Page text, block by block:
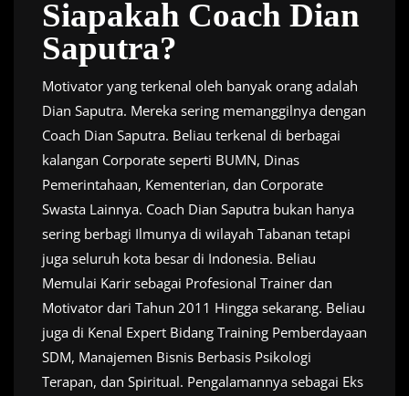
Siapakah Coach Dian
Saputra?
Motivator yang terkenal oleh banyak orang adalah
Dian Saputra. Mereka sering memanggilnya dengan
Coach Dian Saputra. Beliau terkenal di berbagai
kalangan Corporate seperti BUMN, Dinas
Pemerintahaan, Kementerian, dan Corporate
Swasta Lainnya. Coach Dian Saputra bukan hanya
sering berbagi Ilmunya di wilayah Tabanan tetapi
juga seluruh kota besar di Indonesia. Beliau
Memulai Karir sebagai Profesional Trainer dan
Motivator dari Tahun 2011 Hingga sekarang. Beliau
juga di Kenal Expert Bidang Training Pemberdayaan
SDM, Manajemen Bisnis Berbasis Psikologi
Terapan, dan Spiritual. Pengalamannya sebagai Eks